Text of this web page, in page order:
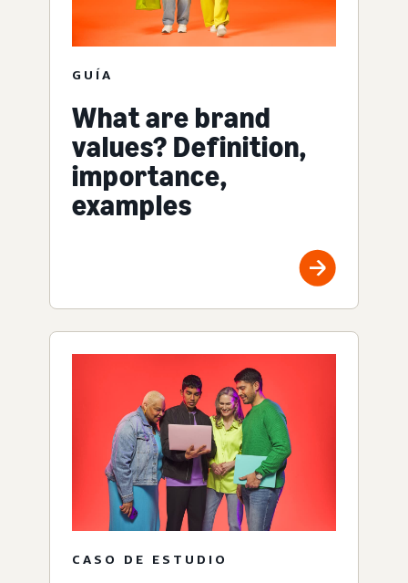
GUÍA
What are brand
values? Definition,
importance,
examples
CASO DE ESTUDIO